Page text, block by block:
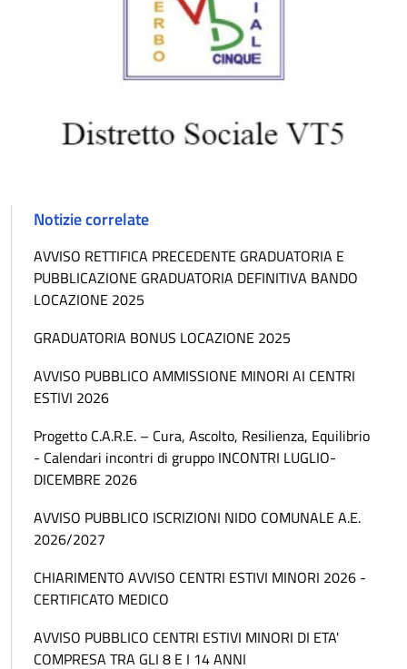
Notizie correlate
AVVISO RETTIFICA PRECEDENTE GRADUATORIA E
PUBBLICAZIONE GRADUATORIA DEFINITIVA BANDO
LOCAZIONE 2025
GRADUATORIA BONUS LOCAZIONE 2025
AVVISO PUBBLICO AMMISSIONE MINORI AI CENTRI
ESTIVI 2026
Progetto C.A.R.E. – Cura, Ascolto, Resilienza, Equilibrio
- Calendari incontri di gruppo INCONTRI LUGLIO-
DICEMBRE 2026
AVVISO PUBBLICO ISCRIZIONI NIDO COMUNALE A.E.
2026/2027
CHIARIMENTO AVVISO CENTRI ESTIVI MINORI 2026 -
CERTIFICATO MEDICO
AVVISO PUBBLICO CENTRI ESTIVI MINORI DI ETA'
COMPRESA TRA GLI 8 E I 14 ANNI